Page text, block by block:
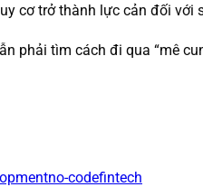
cơ trở thành lực cản đối với
phải tìm cách đi qua “mê
no-codefintech